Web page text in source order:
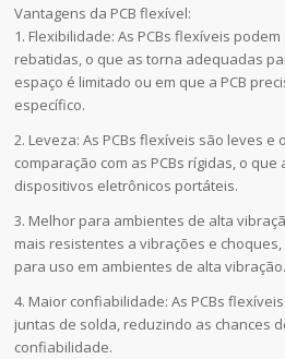
Vantagens da PCB flexível:
1. Flexibilidade: As PCBs flexíveis
rebatidas, o que as torna adequadas
espaço é limitado ou em que a PCB
específico.
2. Leveza: As PCBs flexíveis são leves e
comparação com as PCBs rígidas, o
dispositivos eletrônicos portáteis.
3. Melhor para ambientes de alta
mais resistentes a vibrações e
para uso em ambientes de alta vibração.
4. Maior confiabilidade: As PCBs
juntas de solda, reduzindo as chances
confiabilidade.